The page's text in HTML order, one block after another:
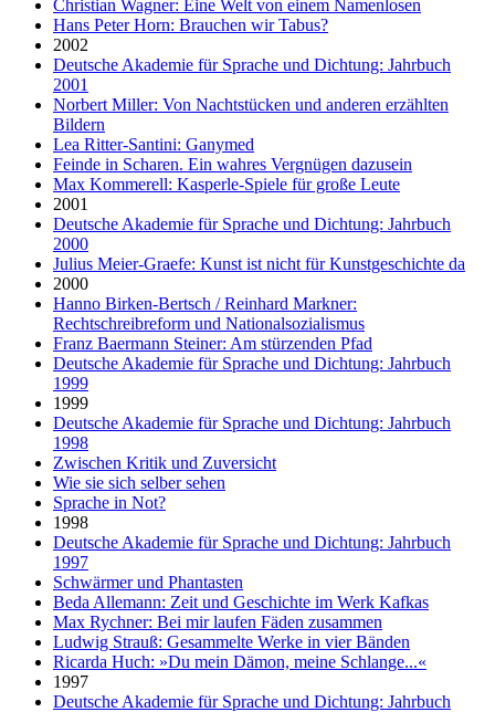
Christian Wagner: Eine Welt von einem Namenlosen
Hans Peter Horn: Brauchen wir Tabus?
2002
Deutsche Akademie für Sprache und Dichtung: Jahrbuch
2001
Norbert Miller: Von Nachtstücken und anderen erzählten
Bildern
Lea Ritter-Santini: Ganymed
Feinde in Scharen. Ein wahres Vergnügen dazusein
Max Kommerell: Kasperle-Spiele für große Leute
2001
Deutsche Akademie für Sprache und Dichtung: Jahrbuch
2000
Julius Meier-Graefe: Kunst ist nicht für Kunstgeschichte da
2000
Hanno Birken-Bertsch / Reinhard Markner:
Rechtschreibreform und Nationalsozialismus
Franz Baermann Steiner: Am stürzenden Pfad
Deutsche Akademie für Sprache und Dichtung: Jahrbuch
1999
1999
Deutsche Akademie für Sprache und Dichtung: Jahrbuch
1998
Zwischen Kritik und Zuversicht
Wie sie sich selber sehen
Sprache in Not?
1998
Deutsche Akademie für Sprache und Dichtung: Jahrbuch
1997
Schwärmer und Phantasten
Beda Allemann: Zeit und Geschichte im Werk Kafkas
Max Rychner: Bei mir laufen Fäden zusammen
Ludwig Strauß: Gesammelte Werke in vier Bänden
Ricarda Huch: »Du mein Dämon, meine Schlange...«
1997
Deutsche Akademie für Sprache und Dichtung: Jahrbuch